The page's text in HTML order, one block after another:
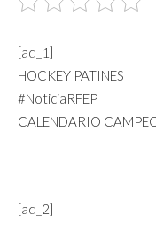
[ad_1]
HOCKEY PATINES
#NoticiaRFEP
CALENDARIO
[ad_2]